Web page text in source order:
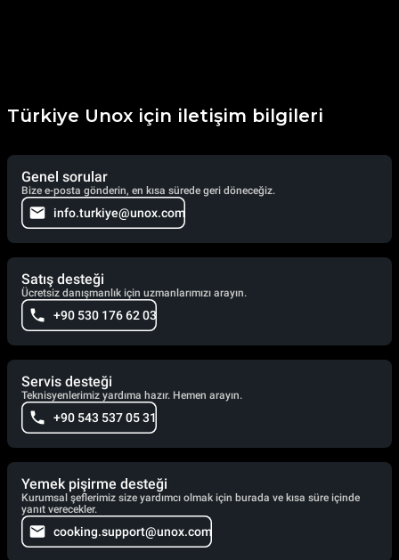
Türkiye Unox için iletişim bilgileri
Genel sorular
Bize e-posta gönderin, en kısa sürede geri döneceğiz.
info.turkiye@unox.com
Satış desteği
Ücretsiz danışmanlık için uzmanlarımızı arayın.
+90 530 176 62 03
Servis desteği
Teknisyenlerimiz yardıma hazır. Hemen arayın.
+90 543 537 05 31
Yemek pişirme desteği
Kurumsal şeflerimiz size yardımcı olmak için burada ve kısa süre içinde
yanıt verecekler.
cooking.support@unox.com